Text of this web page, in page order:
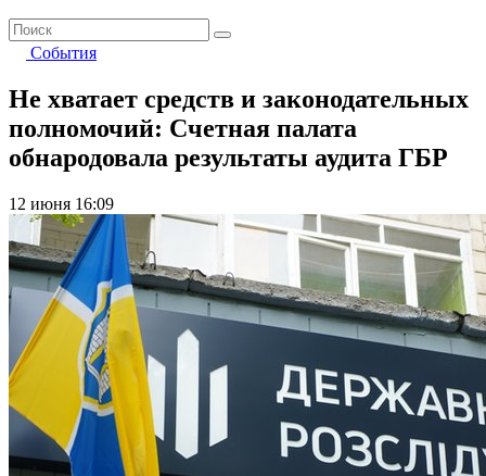
События
Не хватает средств и законодательных
полномочий: Счетная палата
обнародовала результаты аудита ГБР
12 июня 16:09